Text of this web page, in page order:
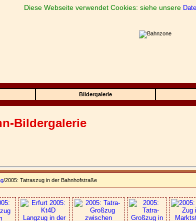
Bildergalerie
Bildergalerie
/2005: Tatraszug in der Bahnhofstraße
Diese Webseite verwendet Cookies: siehe unsere